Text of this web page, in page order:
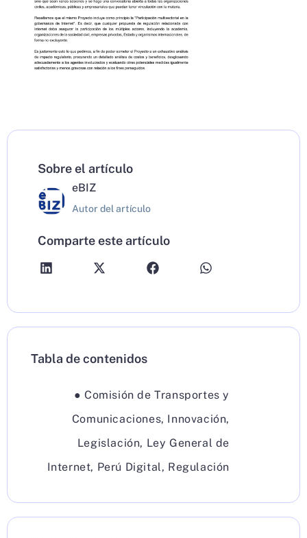
Sobre el artículo
eBIZ
Autor del artículo
Comparte este artículo
Tabla de contenidos
● Comisión de Transportes y
Comunicaciones, Innovación,
Legislación, Ley General de
Internet, Perú Digital , Regulación